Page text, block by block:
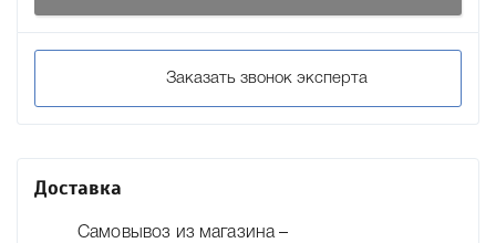
Заказать звонок эксперта
Доставка
Самовывоз из магазина –